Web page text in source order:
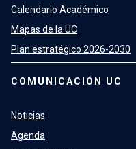
Calendario Académico
Mapas de la UC
Plan estratégico 2026-2030
COMUNICACIÓN UC
Noticias
Agenda